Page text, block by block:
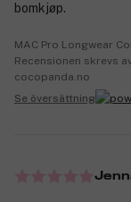
bomkjøp.
MAC Pro Longwear
Recensionen skrevs
cocopanda.no
Se översättning